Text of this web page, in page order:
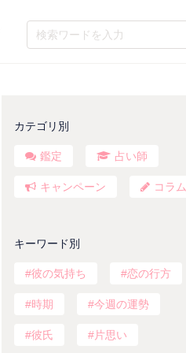
カテゴリ別
鑑定 占い師
キャンペーン コラム
キーワード別
彼の気持ち 恋の行方
時期 今週の運勢
彼氏 片思い